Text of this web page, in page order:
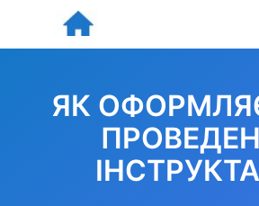
content
ЯК